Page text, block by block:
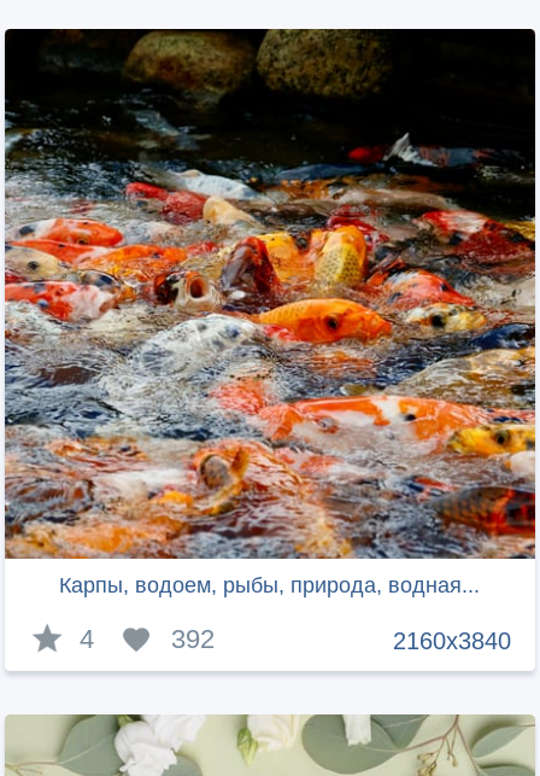
Карпы, водоем, рыбы, природа, водная...
2160x3840
4 392